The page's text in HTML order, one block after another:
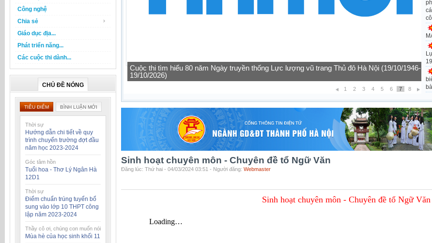
Công nghệ
Chia sẻ
Giáo dục địa...
Phát triển năng...
Các cuộc thi dành...
CHỦ ĐỀ NÓNG
TIÊU ĐIỂM BÌNH LUẬN MỚI
Thời sự
Hướng dẫn chi tiết về quy
trình chuyển trường đợt đầu
năm học 2023-2024
Góc tâm hồn
Tuổi hoa - Thơ Lý Ngân Hà
12D1
Thời sự
Điểm chuẩn trúng tuyển bổ
sung vào lớp 10 THPT công
lập năm 2023-2024
Thầy cô ơi, chúng con muốn nói
Mùa hè của học sinh khối 11
Cuộc thi tìm hiểu 80 năm Ngày truyền thống Lực lượng vũ trang Thủ đô Hà Nội (19/10/1946-
19/10/2026)
1 2 3 4 5 6 7 8
Sinh hoạt chuyên môn - Chuyên đề tổ Ngữ Văn
Đăng lúc: Thứ hai - 04/03/2024 03:51 - Người đăng: Webmaster
Sinh hoạt chuyên môn - Chuyên đề tổ Ngữ Văn